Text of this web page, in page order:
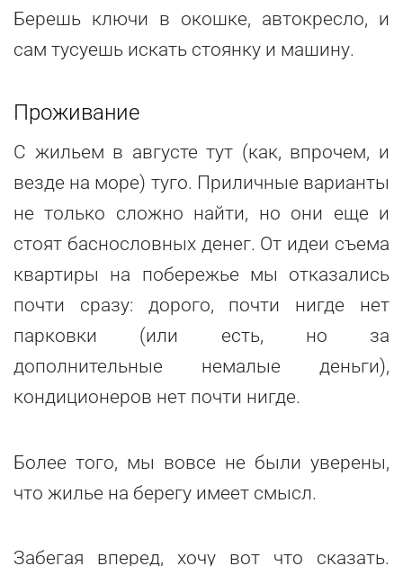
Берешь ключи в окошке, автокресло, и
сам тусуешь искать стоянку и машину.
Проживание
С жильем в августе тут (как, впрочем, и
везде на море) туго. Приличные варианты
не только сложно найти, но они еще и
стоят баснословных денег. От идеи съема
квартиры на побережье мы отказались
почти сразу: дорого, почти нигде нет
парковки (или есть, но за
дополнительные немалые деньги),
кондиционеров нет почти нигде.
Более того, мы вовсе не были уверены,
что жилье на берегу имеет смысл.
Забегая вперед, хочу вот что сказать.